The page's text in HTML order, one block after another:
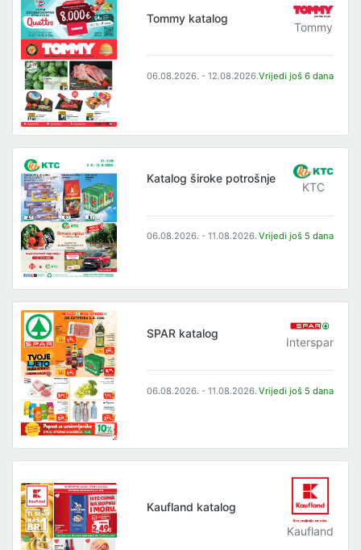
Tommy katalog
Tommy
06.08.2026. - 12.08.2026.Vrijedi još 6 dana
Katalog široke potrošnje
KTC
06.08.2026. - 11.08.2026. Vrijedi još 5 dana
SPAR katalog
Interspar
06.08.2026. - 11.08.2026. Vrijedi još 5 dana
Kaufland katalog
Kaufland